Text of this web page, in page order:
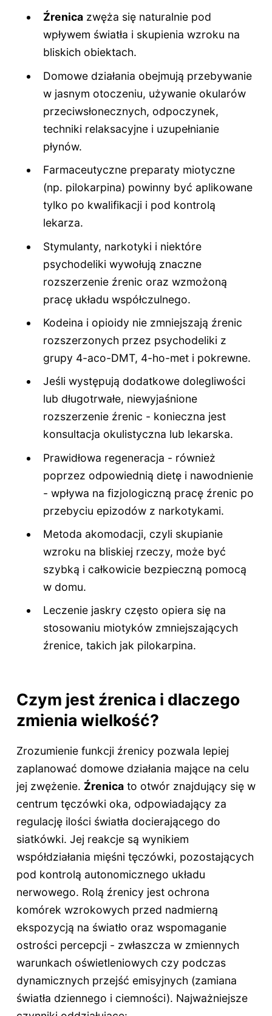
Źrenica zwęża się naturalnie pod
wpływem światła i skupienia wzroku na
bliskich obiektach.
Domowe działania obejmują przebywanie
w jasnym otoczeniu, używanie okularów
przeciwsłonecznych, odpoczynek,
techniki relaksacyjne i uzupełnianie
płynów.
Farmaceutyczne preparaty miotyczne
(np. pilokarpina) powinny być aplikowane
tylko po kwalifikacji i pod kontrolą
lekarza.
Stymulanty, narkotyki i niektóre
psychodeliki wywołują znaczne
rozszerzenie źrenic oraz wzmożoną
pracę układu współczulnego.
Kodeina i opioidy nie zmniejszają źrenic
rozszerzonych przez psychodeliki z
grupy 4-aco-DMT, 4-ho-met i pokrewne.
Jeśli występują dodatkowe dolegliwości
lub długotrwałe, niewyjaśnione
rozszerzenie źrenic - konieczna jest
konsultacja okulistyczna lub lekarska.
Prawidłowa regeneracja - również
poprzez odpowiednią dietę i nawodnienie
- wpływa na fizjologiczną pracę źrenic po
przebyciu epizodów z narkotykami.
Metoda akomodacji, czyli skupianie
wzroku na bliskiej rzeczy, może być
szybką i całkowicie bezpieczną pomocą
w domu.
Leczenie jaskry często opiera się na
stosowaniu miotyków zmniejszających
źrenice, takich jak pilokarpina.
Czym jest źrenica i dlaczego
zmienia wielkość?
Zrozumienie funkcji źrenicy pozwala lepiej
zaplanować domowe działania mające na celu
jej zwężenie. Źrenicato otwór znajdujący się w
centrum tęczówki oka, odpowiadający za
regulację ilości światła docierającego do
siatkówki. Jej reakcje są wynikiem
współdziałania mięśni tęczówki, pozostających
pod kontrolą autonomicznego układu
nerwowego. Rolą źrenicy jest ochrona
komórek wzrokowych przed nadmierną
ekspozycją na światło oraz wspomaganie
ostrości percepcji - zwłaszcza w zmiennych
warunkach oświetleniowych czy podczas
dynamicznych przejść emisyjnych (zamiana
światła dziennego i ciemności). Najważniejsze